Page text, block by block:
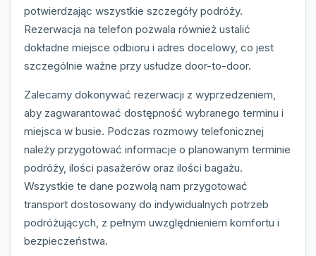
potwierdzając wszystkie szczegóły podróży.
Rezerwacja na telefon pozwala również ustalić
dokładne miejsce odbioru i adres docelowy, co jest
szczególnie ważne przy usłudze door-to-door.
Zalecamy dokonywać rezerwacji z wyprzedzeniem,
aby zagwarantować dostępność wybranego terminu i
miejsca w busie. Podczas rozmowy telefonicznej
należy przygotować informacje o planowanym terminie
podróży, ilości pasażerów oraz ilości bagażu.
Wszystkie te dane pozwolą nam przygotować
transport dostosowany do indywidualnych potrzeb
podróżujących, z pełnym uwzględnieniem komfortu i
bezpieczeństwa.